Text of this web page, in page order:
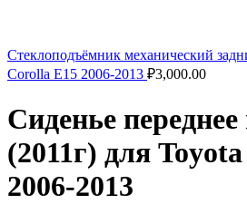
Стеклоподъёмник механический
Corolla E15 2006-2013 ₽3,000.00
Сиденье переднее
(2011г) для
2006-2013